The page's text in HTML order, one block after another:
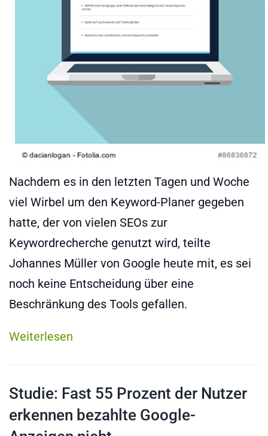
Nachdem es in den letzten Tagen und Woche
viel Wirbel um den Keyword-Planer gegeben
hatte, der von vielen SEOs zur
Keywordrecherche genutzt wird, teilte
Johannes Müller von Google heute mit, es sei
noch keine Entscheidung über eine
Beschränkung des Tools gefallen.
Weiterlesen
Studie: Fast 55 Prozent der Nutzer
erkennen bezahlte Google-